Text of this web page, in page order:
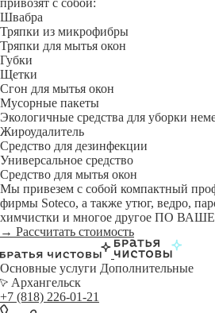
привозят с собой:
Швабра
Тряпки из микрофибры
Тряпки для мытья окон
Губки
Щетки
Сгон для мытья окон
Мусорные пакеты
Экологичные средства для уборки
Жироудалитель
Средство для дезинфекции
Универсальное средство
Средство для мытья окон
Мы привезем с собой компактный
фирмы Soteco, а также утюг, ведро,
химчистки и многое другое ПО
→ Рассчитать стоимость
Основные услуги Дополнительные
Архангельск
+7 (818) 226-01-21